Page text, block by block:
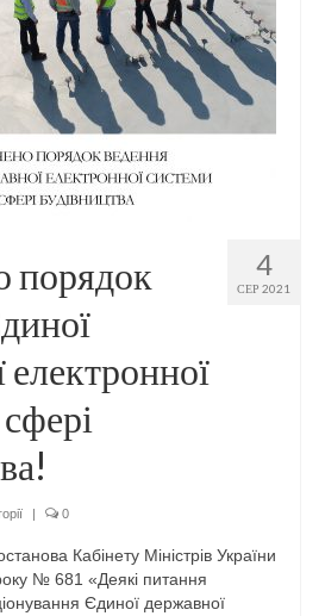
4
СЕР 2021
порядок
електронної
| 0
Кабінету Міністрів України
№ 681 «Деякі питання
Єдиної державної